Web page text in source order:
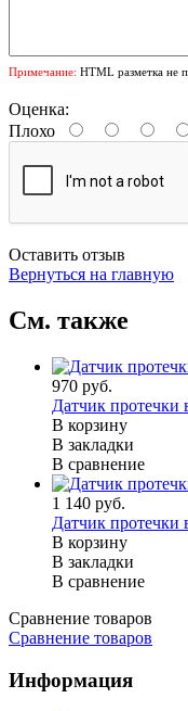
Примечание: HTML разметка не
Оценка:
Плохо
Оставить отзыв
Вернуться на главную
См. также
970 руб.
Датчик
В корзину
В закладки
В сравнение
1 140 руб.
Датчик
В корзину
В закладки
В сравнение
Сравнение товаров
Сравнение товаров
Информация